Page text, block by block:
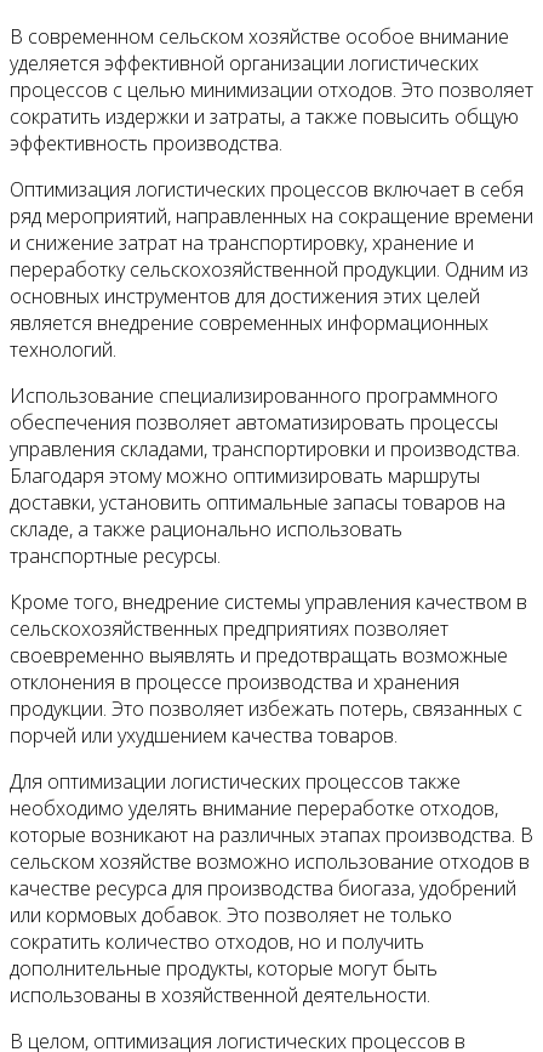
В современном сельском хозяйстве особое внимание
уделяется эффективной организации логистических
процессов с целью минимизации отходов. Это позволяет
сократить издержки и затраты, а также повысить общую
эффективность производства.
Оптимизация логистических процессов включает в себя
ряд мероприятий, направленных на сокращение времени
и снижение затрат на транспортировку, хранение и
переработку сельскохозяйственной продукции. Одним из
основных инструментов для достижения этих целей
является внедрение современных информационных
технологий.
Использование специализированного программного
обеспечения позволяет автоматизировать процессы
управления складами, транспортировки и производства.
Благодаря этому можно оптимизировать маршруты
доставки, установить оптимальные запасы товаров на
складе, а также рационально использовать
транспортные ресурсы.
Кроме того, внедрение системы управления качеством в
сельскохозяйственных предприятиях позволяет
своевременно выявлять и предотвращать возможные
отклонения в процессе производства и хранения
продукции. Это позволяет избежать потерь, связанных с
порчей или ухудшением качества товаров.
Для оптимизации логистических процессов также
необходимо уделять внимание переработке отходов,
которые возникают на различных этапах производства. В
сельском хозяйстве возможно использование отходов в
качестве ресурса для производства биогаза, удобрений
или кормовых добавок. Это позволяет не только
сократить количество отходов, но и получить
дополнительные продукты, которые могут быть
использованы в хозяйственной деятельности.
В целом, оптимизация логистических процессов в